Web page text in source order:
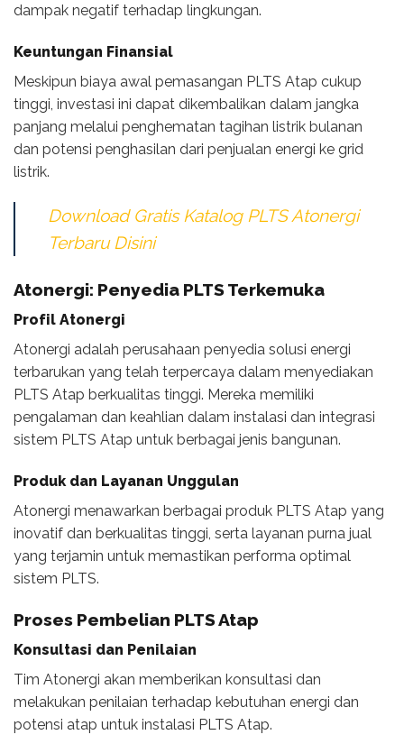
dampak negatif terhadap lingkungan.
Keuntungan Finansial
Meskipun biaya awal pemasangan PLTS Atap cukup
tinggi, investasi ini dapat dikembalikan dalam jangka
panjang melalui penghematan tagihan listrik bulanan
dan potensi penghasilan dari penjualan energi ke grid
listrik.
Download Gratis Katalog PLTS Atonergi
Terbaru Disini
Atonergi: Penyedia PLTS Terkemuka
Profil Atonergi
Atonergi adalah perusahaan penyedia solusi energi
terbarukan yang telah terpercaya dalam menyediakan
PLTS Atap berkualitas tinggi. Mereka memiliki
pengalaman dan keahlian dalam instalasi dan integrasi
sistem PLTS Atap untuk berbagai jenis bangunan.
Produk dan Layanan Unggulan
Atonergi menawarkan berbagai produk PLTS Atap yang
inovatif dan berkualitas tinggi, serta layanan purna jual
yang terjamin untuk memastikan performa optimal
sistem PLTS.
Proses Pembelian PLTS Atap
Konsultasi dan Penilaian
Tim Atonergi akan memberikan konsultasi dan
melakukan penilaian terhadap kebutuhan energi dan
potensi atap untuk instalasi PLTS Atap.